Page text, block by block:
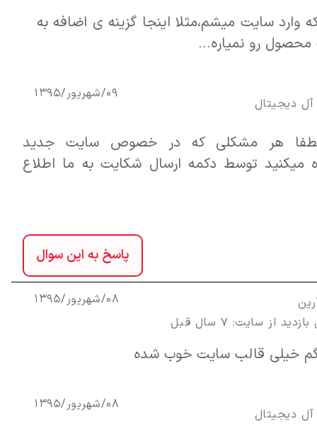
وارد سایت میشم،مثلا اینجا گزینه ی اضافه به
رو نمیاره...
آل ديجيتال
09/شهریور/1395
هر مشکلی که در خصوص سایت جدید
میکنید توسط دکمه ارسال شکایت به ما اطلاع
پاسخ به این سوال
از سایت: 7 سال قبل
08/شهریور/1395
خیلی قالب سایت خوب شده
آل ديجيتال
08/شهریور/1395